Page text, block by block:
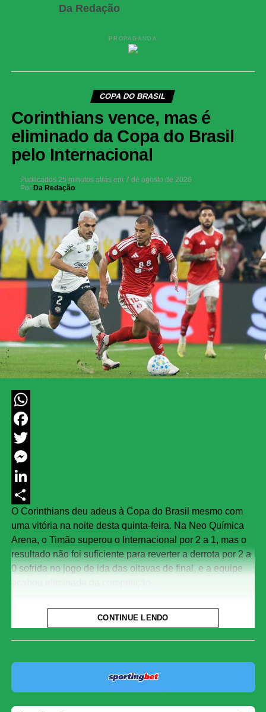
Da Redação
PROPAGANDA
COPA DO BRASIL
Corinthians vence, mas é
eliminado da Copa do Brasil
pelo Internacional
Publicados 25 minutos atrás em 7 de agosto de 2026
Por Da Redação
WhatsApp
Facebook
Twitter
Messenger
LinkedIn
Share
O Corinthians deu adeus à Copa do Brasil mesmo com
uma vitória na noite desta quinta-feira. Na Neo Química
Arena, o Timão superou o Internacional por 2 a 1, mas o
resultado não foi suficiente para reverter a derrota por 2 a
0 sofrida no jogo de ida das oitavas de final, e a equipe
Quem o Inter enfrenta nas quartas?
final. Os confrontos serão definidos na próxima terça-
feira, dia 11 de agosto, a partir das 11h (de Brasília), na
sede da CBF, no Rio de Janeiro.
CONTINUE LENDO